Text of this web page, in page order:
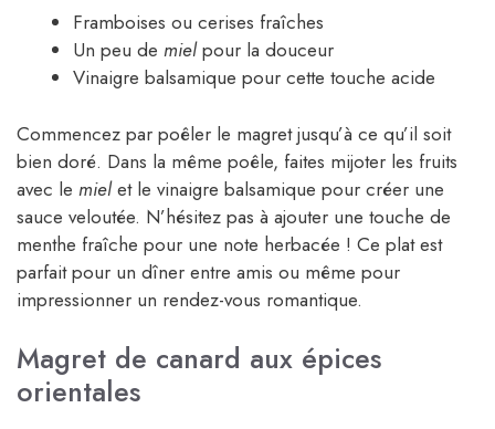
Framboises ou cerises fraîches
Un peu de mielpour la douceur
Vinaigre balsamique pour cette touche acide
Commencez par poêler le magret jusqu’à ce qu’il soit
bien doré. Dans la même poêle, faites mijoter les fruits
avec le mielet le vinaigre balsamique pour créer une
sauce veloutée. N’hésitez pas à ajouter une touche de
menthe fraîche pour une note herbacée ! Ce plat est
parfait pour un dîner entre amis ou même pour
impressionner un rendez-vous romantique.
Magret de canard aux épices
orientales